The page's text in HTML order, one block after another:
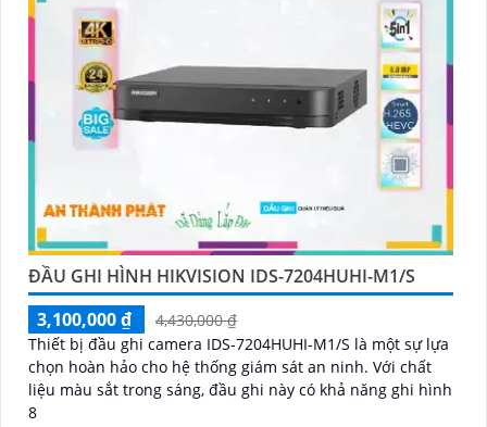
ĐẦU GHI HÌNH HIKVISION IDS-7204HUHI-M1/S
3,100,000 ₫
4,430,000 ₫
Thiết bị đầu ghi camera IDS-7204HUHI-M1/S là một sự lựa
chọn hoàn hảo cho hệ thống giám sát an ninh. Với chất
liệu màu sắt trong sáng, đầu ghi này có khả năng ghi hình
8